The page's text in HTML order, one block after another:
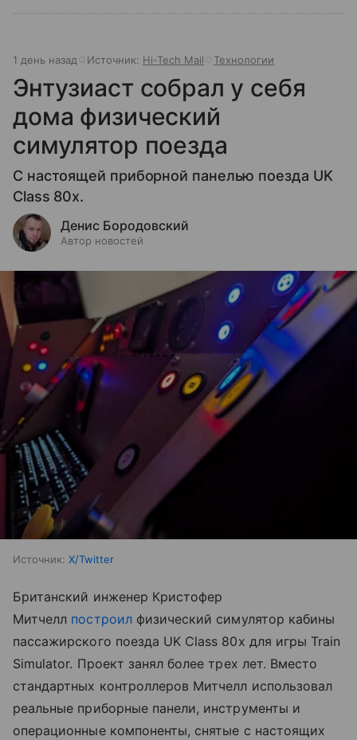
1 день назад Источник: Hi-Tech Mail Технологии
Энтузиаст собрал у себя
дома физический
симулятор поезда
С настоящей приборной панелью поезда UK
Class 80x.
Денис Бородовский
Автор новостей
Источник: X/Twitter
Британский инженер Кристофер
Митчелл построилфизический симулятор кабины
пассажирского поезда UK Class 80x для игры Train
Simulator. Проект занял более трех лет. Вместо
стандартных контроллеров Митчелл использовал
реальные приборные панели, инструменты и
операционные компоненты, снятые с настоящих